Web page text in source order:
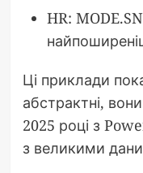
HR:
Ці приклади
абстрактні,
2025 році з
з великими